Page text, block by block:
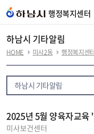
행정복지센터
하남시 기타알림
HOME 미사2동 행정복지센
하남시 기타알림
2025년 5월 양육자교육
미사보건센터